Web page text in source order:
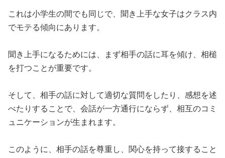
これは小学生の間でも同じで、聞き上手な女子はクラス内
でモテる傾向にあります。
聞き上手になるためには、まず相手の話に耳を傾け、相槌
を打つことが重要です。
そして、相手の話に対して適切な質問をしたり、感想を述
べたりすることで、会話が一方通行にならず、相互のコミ
ュニケーションが生まれます。
このように、相手の話を尊重し、関心を持って接すること